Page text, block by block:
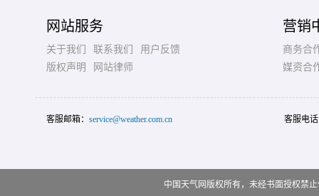
网站服务
关于我们 联系我们
用户反馈
版权声明
网站律师
营销
商务合
媒资合
客服邮箱： service@weather.com.cn 客服电
中国天气网版权所有，未经书面授权